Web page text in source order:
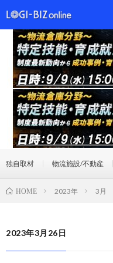
独自取材 物流施設/不動産
HOME 2023年 3月
2023年3月26日